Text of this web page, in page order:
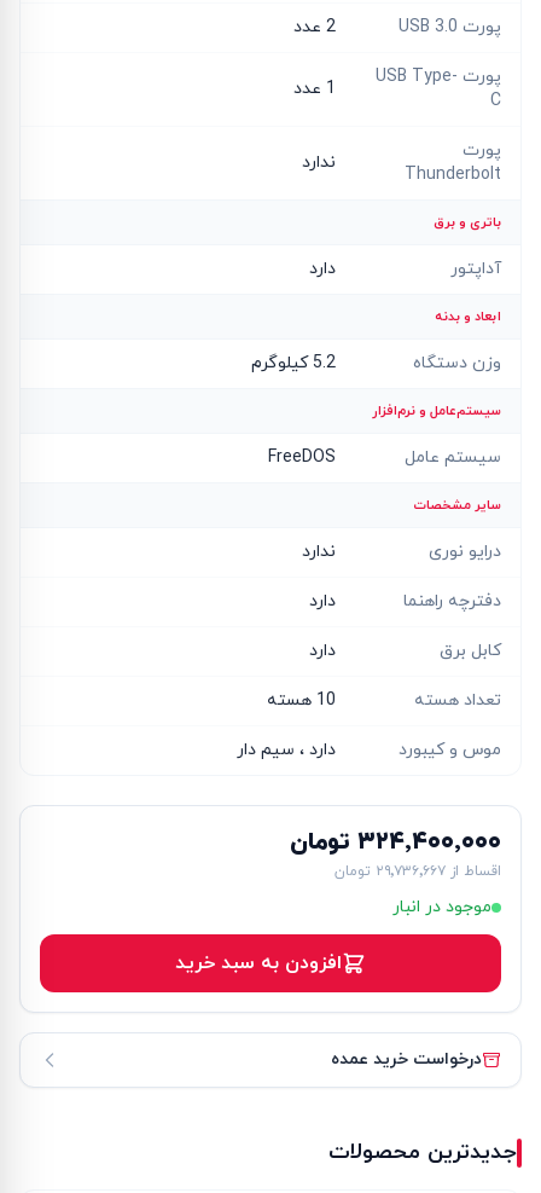
پورت USB 3.0 2 عدد
پورت USB Type-
C
1 عدد
پورت
Thunderbolt
ندارد
باتری و برق
آداپتور دارد
ابعاد و بدنه
وزن دستگاه 5.2 کیلوگرم
سیستم‌عامل و نرم‌افزار
سیستم عامل FreeDOS
سایر مشخصات
درایو نوری ندارد
دفترچه راهنما دارد
کابل برق دارد
تعداد هسته 10 هسته
موس و کیبورد دارد ، سیم دار
۳۲۴٬۴۰۰٬۰۰۰ تومان
اقساط از ۲۹٬۷۳۶٬۶۶۷ تومان
موجود در انبار
افزودن به سبد خرید
درخواست خرید عمده
جدیدترین محصولات